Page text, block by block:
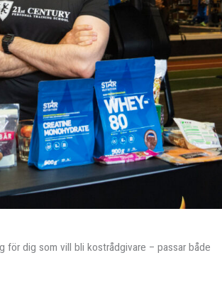
för dig som vill bli kostrådgivare – passar både